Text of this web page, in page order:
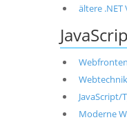
ältere .NET
JavaScript/
Moderne